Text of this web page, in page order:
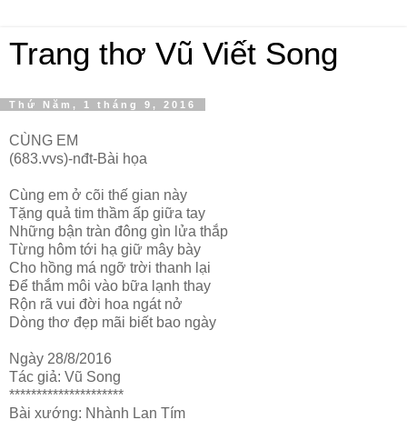
Trang thơ Vũ Viết Song
Thứ Năm, 1 tháng 9, 2016
CÙNG EM
(683.vvs)-nđt-Bài họa
Cùng em ở cõi thế gian này
Tặng quả tim thầm ấp giữa tay
Những bận tràn đông gìn lửa thắp
Từng hôm tới hạ giữ mây bày
Cho hồng má ngỡ trời thanh lại
Để thắm môi vào bữa lạnh thay
Rộn rã vui đời hoa ngát nở
Dòng thơ đẹp mãi biết bao ngày
Ngày 28/8/2016
Tác giả: Vũ Song
*********************
Bài xướng: Nhành Lan Tím